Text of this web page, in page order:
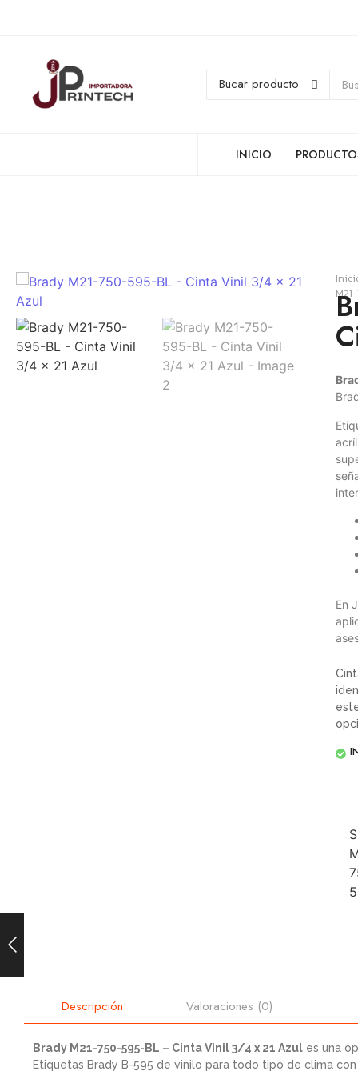
INICIO
En
Descripción Valoraciones (0)
Brady M21-750-595-BL – Cinta Vinil 3/4 x 21 Azul es una
Etiquetas Brady B-595 de vinilo para todo tipo de clima